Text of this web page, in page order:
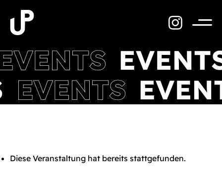
Inhalt
springen
Diese Veranstaltung hat bereits stattgefunden.